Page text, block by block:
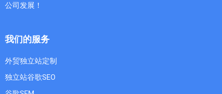
公司发展！
我们的服务
外贸独立站定制
独立站谷歌SEO